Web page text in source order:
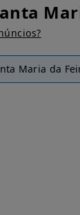
Maria da